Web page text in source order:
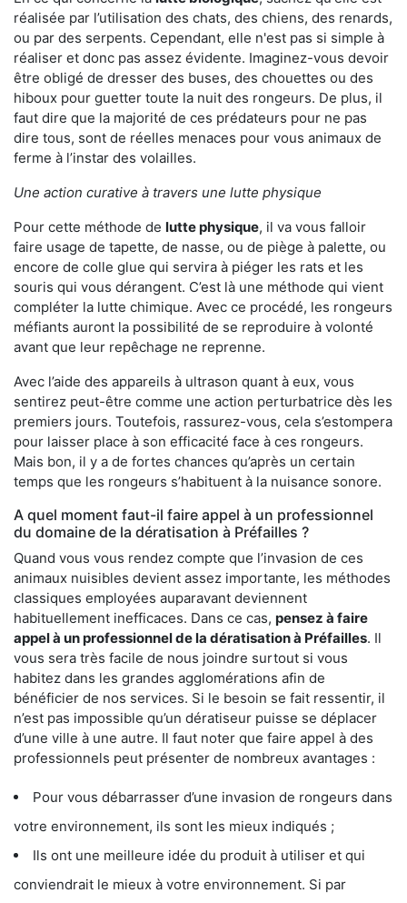
réalisée par l’utilisation des chats, des chiens, des renards,
ou par des serpents. Cependant, elle n'est pas si simple à
réaliser et donc pas assez évidente. Imaginez-vous devoir
être obligé de dresser des buses, des chouettes ou des
hiboux pour guetter toute la nuit des rongeurs. De plus, il
faut dire que la majorité de ces prédateurs pour ne pas
dire tous, sont de réelles menaces pour vous animaux de
ferme à l’instar des volailles.
Une action curative à travers une lutte physique
Pour cette méthode de lutte physique, il va vous falloir
faire usage de tapette, de nasse, ou de piège à palette, ou
encore de colle glue qui servira à piéger les rats et les
souris qui vous dérangent. C’est là une méthode qui vient
compléter la lutte chimique. Avec ce procédé, les rongeurs
méfiants auront la possibilité de se reproduire à volonté
avant que leur repêchage ne reprenne.
Avec l’aide des appareils à ultrason quant à eux, vous
sentirez peut-être comme une action perturbatrice dès les
premiers jours. Toutefois, rassurez-vous, cela s’estompera
pour laisser place à son efficacité face à ces rongeurs.
Mais bon, il y a de fortes chances qu’après un certain
temps que les rongeurs s’habituent à la nuisance sonore.
A quel moment faut-il faire appel à un professionnel
du domaine de la dératisation à Préfailles ?
Quand vous vous rendez compte que l’invasion de ces
animaux nuisibles devient assez importante, les méthodes
classiques employées auparavant deviennent
habituellement inefficaces. Dans ce cas, pensez à faire
appel à un professionnel de la dératisation à Préfailles. Il
vous sera très facile de nous joindre surtout si vous
habitez dans les grandes agglomérations afin de
bénéficier de nos services. Si le besoin se fait ressentir, il
n’est pas impossible qu’un dératiseur puisse se déplacer
d’une ville à une autre. Il faut noter que faire appel à des
professionnels peut présenter de nombreux avantages :
Pour vous débarrasser d’une invasion de rongeurs dans
votre environnement, ils sont les mieux indiqués ;
Ils ont une meilleure idée du produit à utiliser et qui
conviendrait le mieux à votre environnement. Si par